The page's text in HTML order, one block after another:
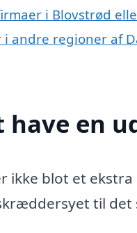
i Blovstrød
andre regioner af
have en
ikke blot et
til det